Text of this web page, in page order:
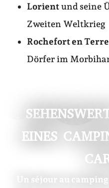
Lorientund seine
Zweiten Weltkrieg
Rochefort en Terre
Dörfer im
EINES
Un séjour au camping